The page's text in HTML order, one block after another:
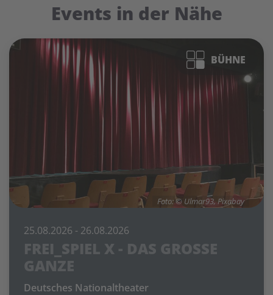
Events in der Nähe
BÜHNE
Foto: © Ulmar93, Pixabay
25.08.2026 - 26.08.2026
FREI_SPIEL X - DAS GROSSE G
ANZE
Deutsches Nationaltheater